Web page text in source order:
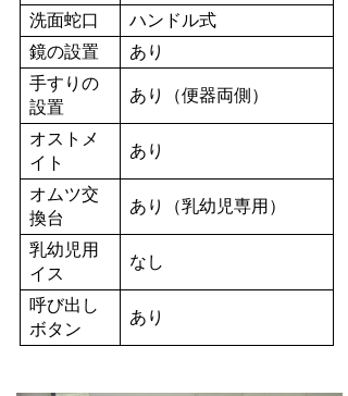
洗面蛇口
ハンドル式
鏡の設置
あり
手すりの
設置
あり（便器両側）
オストメ
イト
あり
オムツ交
換台
あり（乳幼児専用）
乳幼児用
イス
なし
呼び出し
ボタン
あり